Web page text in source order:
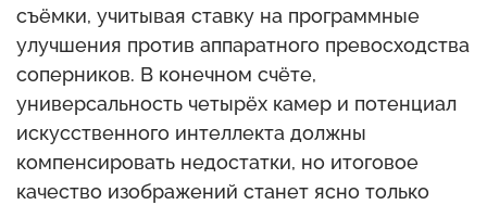
съёмки, учитывая ставку на программные
улучшения против аппаратного превосходства
соперников. В конечном счёте,
универсальность четырёх камер и потенциал
искусственного интеллекта должны
компенсировать недостатки, но итоговое
качество изображений станет ясно только